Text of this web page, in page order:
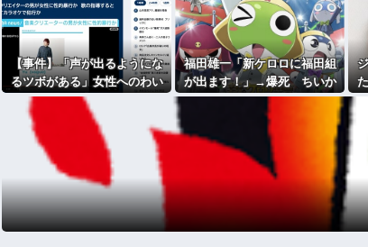
【事件】「声が出るようにな
るツボがある」女性へのわい
せつな行為で音楽クリエイタ
ーを逮捕
福田雄一「新ケロロに福田組
が出ます！」→爆死 ちいか
わの監督「原作に忠実に」→
爆売れ